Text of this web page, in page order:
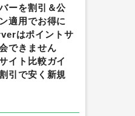
ーを割引＆公
適用でお得に
はポイントサ
できません
イト比較ガイ
引で安く新規